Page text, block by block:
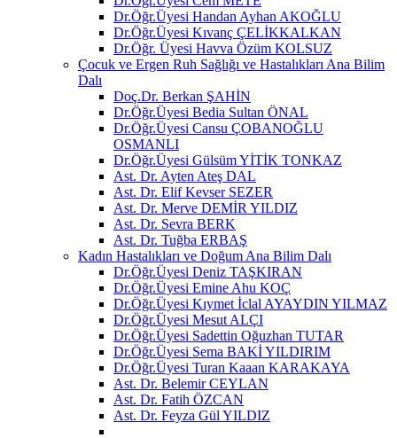
Dr.Öğr.Üyesi Handan Ayhan AKOĞLU
Dr.Öğr.Üyesi Kıvanç ÇELİKKALKAN
Dr.Öğr. Üyesi Havva Özüm KOLSUZ
Çocuk ve Ergen Ruh Sağlığı ve Hastalıkları Ana Bilim
Dalı
Doç.Dr. Berkan ŞAHİN
Dr.Öğr.Üyesi Bedia Sultan ÖNAL
Dr.Öğr.Üyesi Cansu ÇOBANOĞLU
OSMANLI
Dr.Öğr.Üyesi Gülsüm YİTİK TONKAZ
Ast. Dr. Ayten Ateş DAL
Ast. Dr. Elif Kevser SEZER
Ast. Dr. Merve DEMİR YILDIZ
Ast. Dr. Sevra BERK
Ast. Dr. Tuğba ERBAŞ
Kadın Hastalıkları ve Doğum Ana Bilim Dalı
Dr.Öğr.Üyesi Deniz TAŞKIRAN
Dr.Öğr.Üyesi Emine Ahu KOÇ
Dr.Öğr.Üyesi Kıymet İclal AYAYDIN YILMAZ
Dr.Öğr.Üyesi Mesut ALÇI
Dr.Öğr.Üyesi Sadettin Oğuzhan TUTAR
Dr.Öğr.Üyesi Sema BAKİ YILDIRIM
Dr.Öğr.Üyesi Turan Kaaan KARAKAYA
Ast. Dr. Belemir CEYLAN
Ast. Dr. Fatih ÖZCAN
Ast. Dr. Feyza Gül YILDIZ